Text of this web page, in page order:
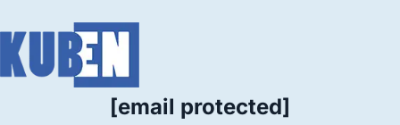
[email protected]